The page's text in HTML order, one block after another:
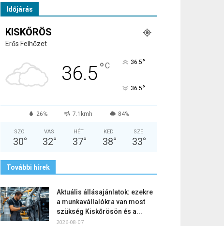
Időjárás
KISKŐRÖS
Erős Felhőzet
36.5°C 36.5°
36.5°
26% 7.1kmh 84%
SZO
30°
VAS
32°
HÉT
37°
KED
38°
SZE
33°
További hírek
Aktuális állásajánlatok: ezekre
a munkavállalókra van most
szükség Kiskőrösön és a...
2026-08-07